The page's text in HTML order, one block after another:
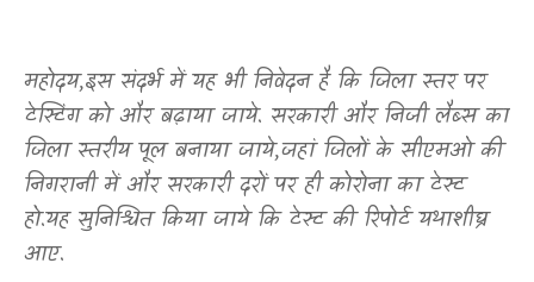
महोदय,इस संदर्भ में यह भी निवेदन है कि जिला स्तर पर
टेस्टिंग को और बढ़ाया जाये. सरकारी और निजी लैब्स का
जिला स्तरीय पूल बनाया जाये,जहां जिलों के सीएमओ की
निगरानी में और सरकारी दरों पर ही कोरोना का टेस्ट
हो.यह सुनिश्चित किया जाये कि टेस्ट की रिपोर्ट यथाशीघ्र
आए.